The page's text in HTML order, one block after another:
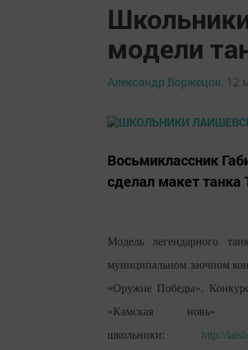
модели
Александр Воржецов, 12
Восьмиклассник
сделал макет танка
Модель легендарного
муниципальном заочном
«Оружие Победы».
«Камская новь»
школьники: http://